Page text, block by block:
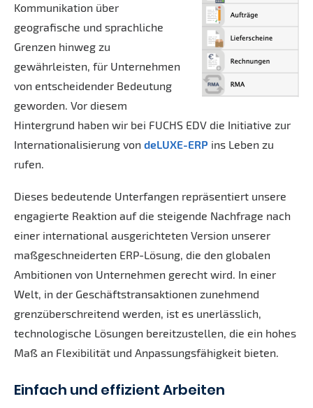
Kommunikation über
geografische und sprachliche
Grenzen hinweg zu
gewährleisten, für Unternehmen
von entscheidender Bedeutung
geworden. Vor diesem
Hintergrund haben wir bei FUCHS EDV die Initiative zur
Internationalisierung von deLUXE-ERP ins Leben zu
rufen.
Dieses bedeutende Unterfangen repräsentiert unsere
engagierte Reaktion auf die steigende Nachfrage nach
einer international ausgerichteten Version unserer
maßgeschneiderten ERP-Lösung, die den globalen
Ambitionen von Unternehmen gerecht wird. In einer
Welt, in der Geschäftstransaktionen zunehmend
grenzüberschreitend werden, ist es unerlässlich,
technologische Lösungen bereitzustellen, die ein hohes
Maß an Flexibilität und Anpassungsfähigkeit bieten.
Einfach und effizient Arbeiten